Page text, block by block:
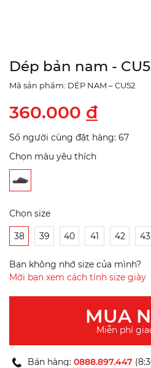
Dép bản nam -
Mã sản phẩm: DÉP NAM – CU52
360.000 đ
Số người cùng đặt hàng: 67
Chọn màu yêu thích
Chọn size
38 39 40 41 42 43
Bạn không nhớ size của mình?
Mời bạn xem cách tính size giày
MUA
Miễn phí
Bán hàng: 0888.897.447